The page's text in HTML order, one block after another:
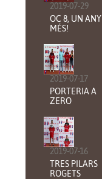
2019-07-29
OC 8, UN ANY
MÉS!
2019-07-17
PORTERIA A
ZERO
2019-07-16
TRES PILARS
ROGETS